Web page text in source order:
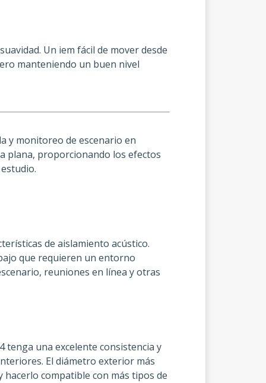
Un iem fácil de mover desde
manteniendo un buen nivel
y monitoreo de escenario en
plana, proporcionando los efectos
de aislamiento acústico.
que requieren un entorno
reuniones en línea y otras
tenga una excelente consistencia y
El diámetro exterior más
compatible con más tipos de